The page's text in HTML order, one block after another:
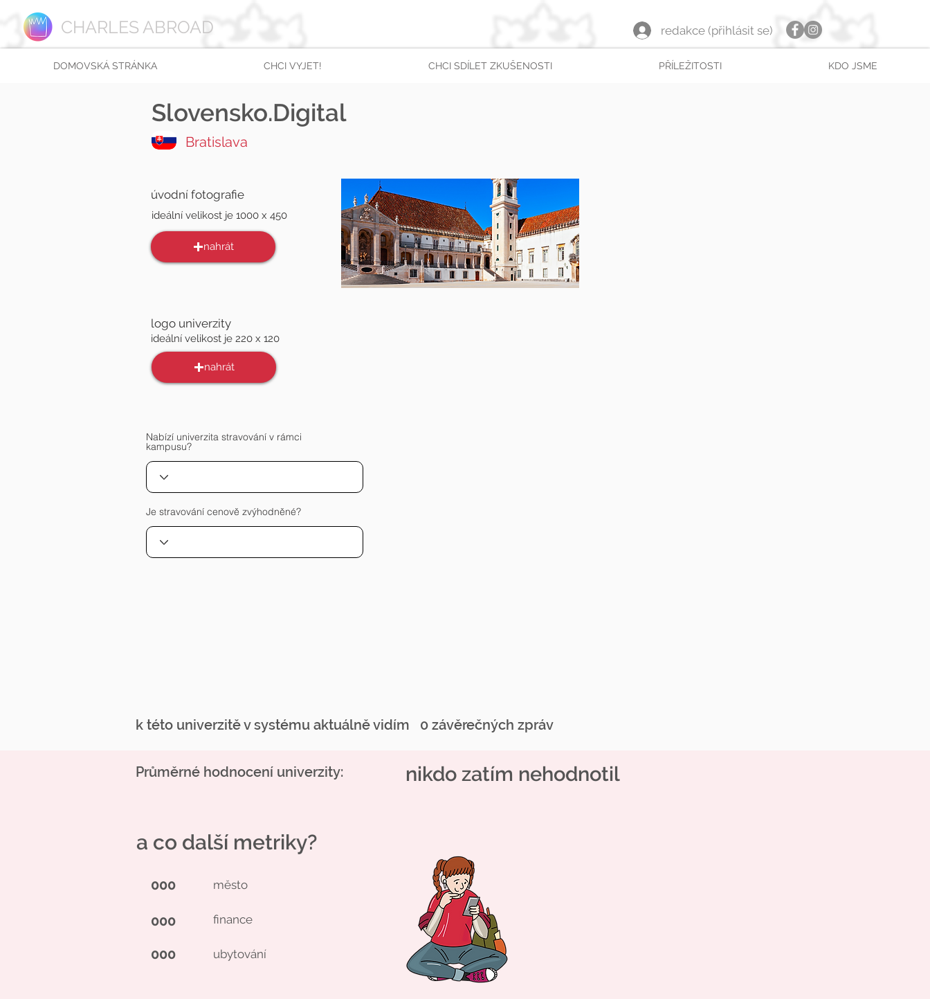
CHARLES ABROAD redakce (přihlásit se)
DOMOVSKÁ STRÁNKA CHCI VYJET! CHCI SDÍLET ZKUŠENOSTI PŘÍLEŽITOSTI KDO JSME
Slovensko.Digital
Bratislava
úvodní fotografie
ideální velikost je 1000 x 450
nahrát
logo univerzity
ideální velikost je 220 x 120
nahrát
Nabízí univerzita stravování v rámci
kampusu?
Je stravování cenově zvýhodněné?
k této univerzitě v systému aktuálně vidím 0 závěrečných zpráv
Průměrné hodnocení univerzity: nikdo zatím nehodnotil
000 město
000 finance
000 ubytování
a co další metriky?